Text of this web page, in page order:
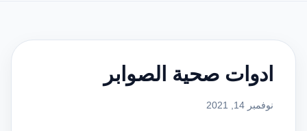
ادوات صحية الصوابر
نوفمبر 14, 2021